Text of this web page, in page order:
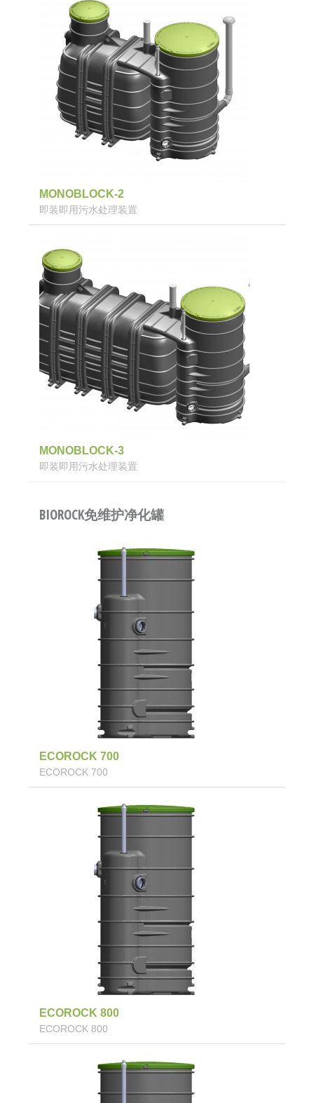
MONOBLOCK-2
即装即用污水处理装置
MONOBLOCK-3
即装即用污水处理装置
BIOROCK免维护净化罐
ECOROCK 700
ECOROCK 700
ECOROCK 800
ECOROCK 800